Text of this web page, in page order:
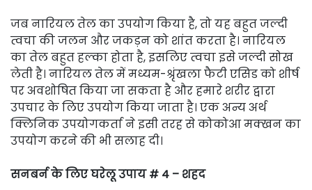
जब नारियल तेल का उपयोग किया है, तो यह बहुत जल्दी
त्वचा की जलन और जकड़न को शांत करता है। नारियल
का तेल बहुत हल्का होता है, इसलिए त्वचा इसे जल्दी सोख
लेती है। नारियल तेल में मध्यम-श्रृंखला फैटी एसिड को शीर्ष
पर अवशोषित किया जा सकता है और हमारे शरीर द्वारा
उपचार के लिए उपयोग किया जाता है। एक अन्य अर्थ
क्लिनिक उपयोगकर्ता ने इसी तरह से कोकोआ मक्खन का
उपयोग करने की भी सलाह दी।
सनबर्न के लिए घरेलू उपाय # 4 – शहद